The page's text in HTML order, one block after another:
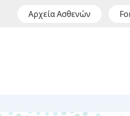
Αρχεία Ασθενών